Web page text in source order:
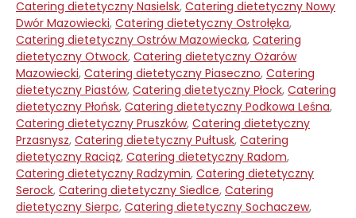
Catering dietetyczny Nasielsk, Catering dietetyczny Nowy
Dwór Mazowiecki, Catering dietetyczny Ostrołęka,
Catering dietetyczny Ostrów Mazowiecka, Catering
dietetyczny Otwock, Catering dietetyczny Ożarów
Mazowiecki, Catering dietetyczny Piaseczno, Catering
dietetyczny Piastów, Catering dietetyczny Płock, Catering
dietetyczny Płońsk, Catering dietetyczny Podkowa Leśna,
Catering dietetyczny Pruszków, Catering dietetyczny
Przasnysz, Catering dietetyczny Pułtusk, Catering
dietetyczny Raciąż, Catering dietetyczny Radom,
Catering dietetyczny Radzymin, Catering dietetyczny
Serock, Catering dietetyczny Siedlce, Catering
dietetyczny Sierpc, Catering dietetyczny Sochaczew,